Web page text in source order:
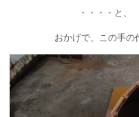
・・・・と
おかげで、この手の